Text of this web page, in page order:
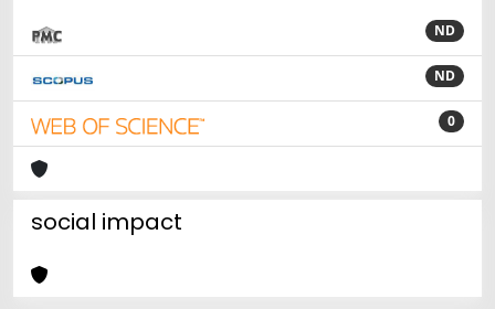
ND
ND
0
social impact